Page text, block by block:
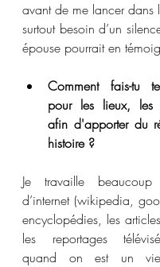
avant de me lancer dans
surtout besoin d’un
épouse pourrait en
Comment fais-tu
pour les lieux, les
afin d'apporter du
histoire ?
Je travaille
d’internet (wikipedia,
encyclopédies, les
les reportages
quand on est un